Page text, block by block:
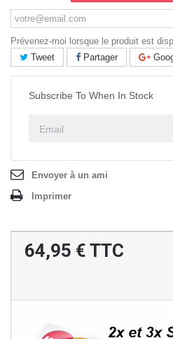
Prévenez-moi lorsque le produit est
Tweet
Partager
Subscribe To When In Stock
Envoyer à un ami
Imprimer
64,95 € TTC